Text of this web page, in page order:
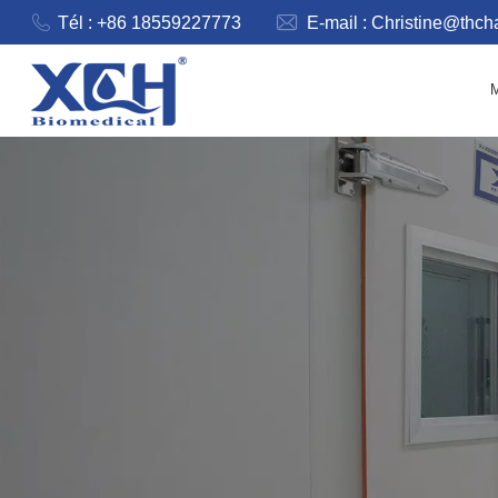
Tél : +86 18559227773 E-mail :